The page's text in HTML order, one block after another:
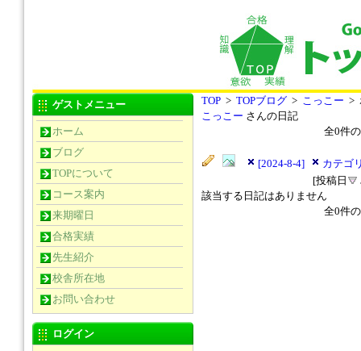
ゲストメニュー
ホーム
ブログ
TOPについて
コース案内
来期曜日
合格実績
先生紹介
校舎所在地
お問い合わせ
ログイン
TOP > TOPブログ > こっこー >
こっこー さんの日記
全0件
[2024-8-4]
カテゴ
[投稿日
該当する日記はありません
全0件